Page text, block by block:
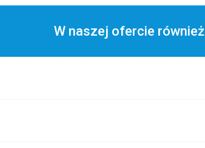
W naszej ofercie również